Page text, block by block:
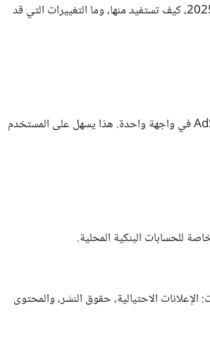
الاستعداد لها. في هذا المقال، سنتناول أهم النقاط الجديدة في تحديث AdSense لعام 2025، كيف تستفيد منها، وما التغييرات التي قد
أعلنت Google عن دمج تقارير الأرباح من المنتجات المختلفة مثل YouTube وAdSense في واجهة واحدة. هذا يسهل على المستخدم
الاحتيالية، حقوق النشر، والمحتوى